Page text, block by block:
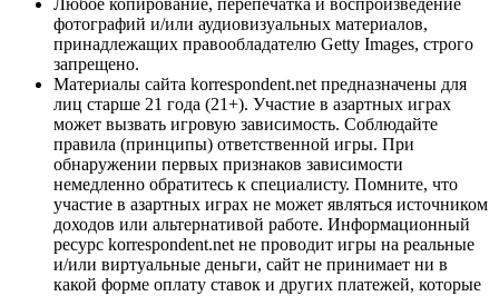
фотографий и/или аудиовизуальных материалов,
принадлежащих правообладателю Getty Images, строго
запрещено.
Материалы сайта korrespondent.net предназначены для
лиц старше 21 года (21+). Участие в азартных играх
может вызвать игровую зависимость. Соблюдайте
правила (принципы) ответственной игры. При
обнаружении первых признаков зависимости
немедленно обратитесь к специалисту. Помните, что
участие в азартных играх не может являться источником
доходов или альтернативой работе. Информационный
ресурс korrespondent.net не проводит игры на реальные
и/или виртуальные деньги, сайт не принимает ни в
какой форме оплату ставок и других платежей, которые